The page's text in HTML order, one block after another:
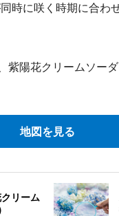
時に咲く時期に合わ
陽花クリームソー
地図を見る
リーム